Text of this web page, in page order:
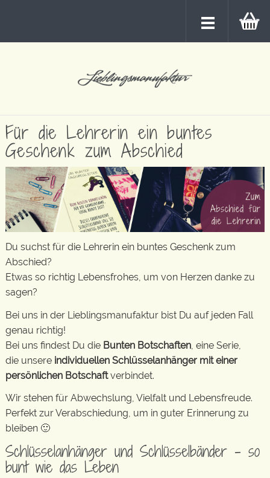
Für die Lehrerin ein buntes
Geschenk zum Abschied
Du suchst für die Lehrerin ein buntes Geschenk zum
Abschied?
Etwas so richtig Lebensfrohes, um von Herzen danke zu
sagen?
Bei uns in der Lieblingsmanufaktur bist Du auf jeden Fall
genau richtig!
Bei uns findest Du die Bunten Botschaften , eine Serie,
die unsere individuellen Schlüsselanhänger mit einer
persönlichen Botschaftverbindet.
Wir stehen für Abwechslung, Vielfalt und Lebensfreude.
Perfekt zur Verabschiedung, um in guter Erinnerung zu
bleiben 🙂
Schlüsselanhänger und Schlüsselbänder – so
bunt wie das Leben